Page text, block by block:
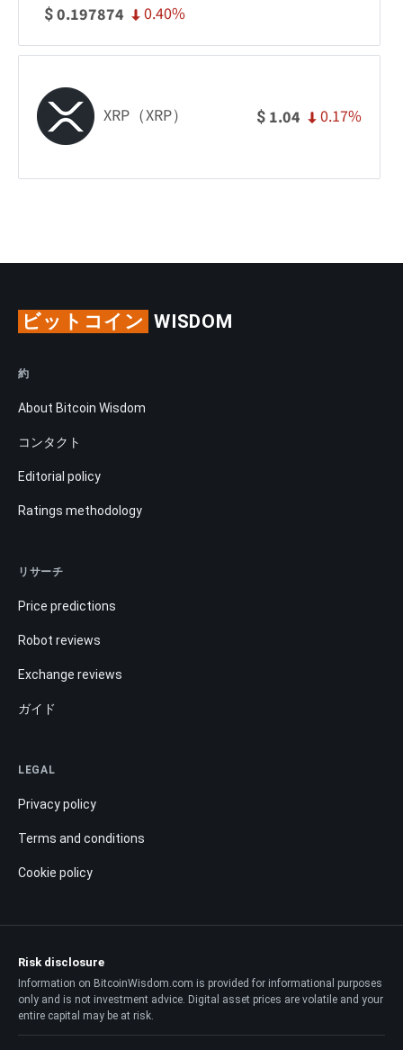
$0.197874 0.40%
XRP（XRP） $ 1.04 0.17%
ビットコイン WISDOM
約
About Bitcoin Wisdom
コンタクト
Editorial policy
Ratings methodology
リサーチ
Price predictions
Robot reviews
Exchange reviews
ガイド
LEGAL
Privacy policy
Terms and conditions
Cookie policy
Risk disclosure
Information on BitcoinWisdom.com is provided for informational purposes
only and is not investment advice. Digital asset prices are volatile and your
entire capital may be at risk.